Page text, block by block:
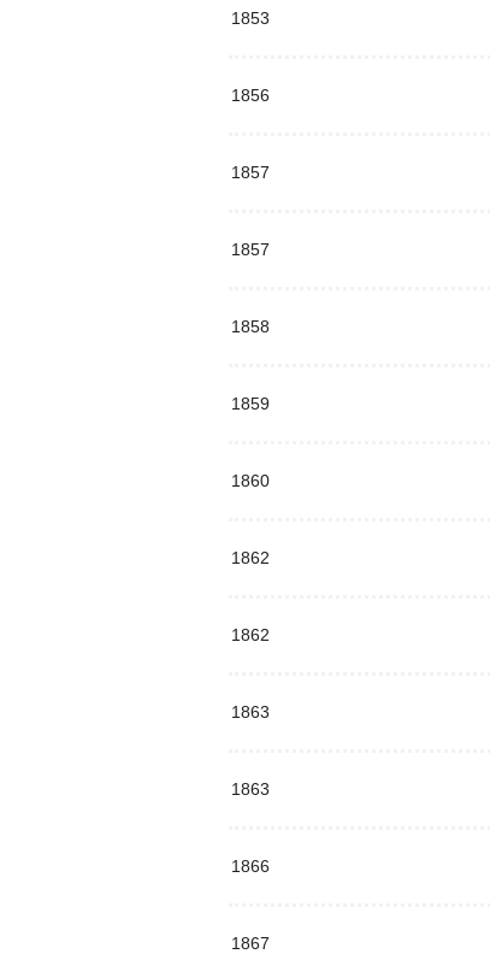
1853
1856
1857
1857
1858
1859
1860
1862
1862
1863
1863
1866
1867